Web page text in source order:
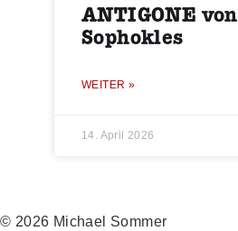
ANTIGONE von
Sophokles
WEITER »
14. April 2026
© 2026 Michael Sommer